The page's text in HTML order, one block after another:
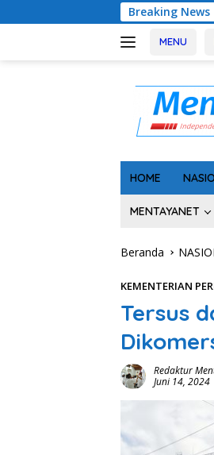
ke
Breaking News
MENU
HOME
MENTAYANET
Beranda
KEMENTERIAN
Tersus
Redaktur
Juni 14, 2024